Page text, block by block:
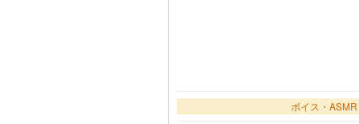
ボイス・ASMR